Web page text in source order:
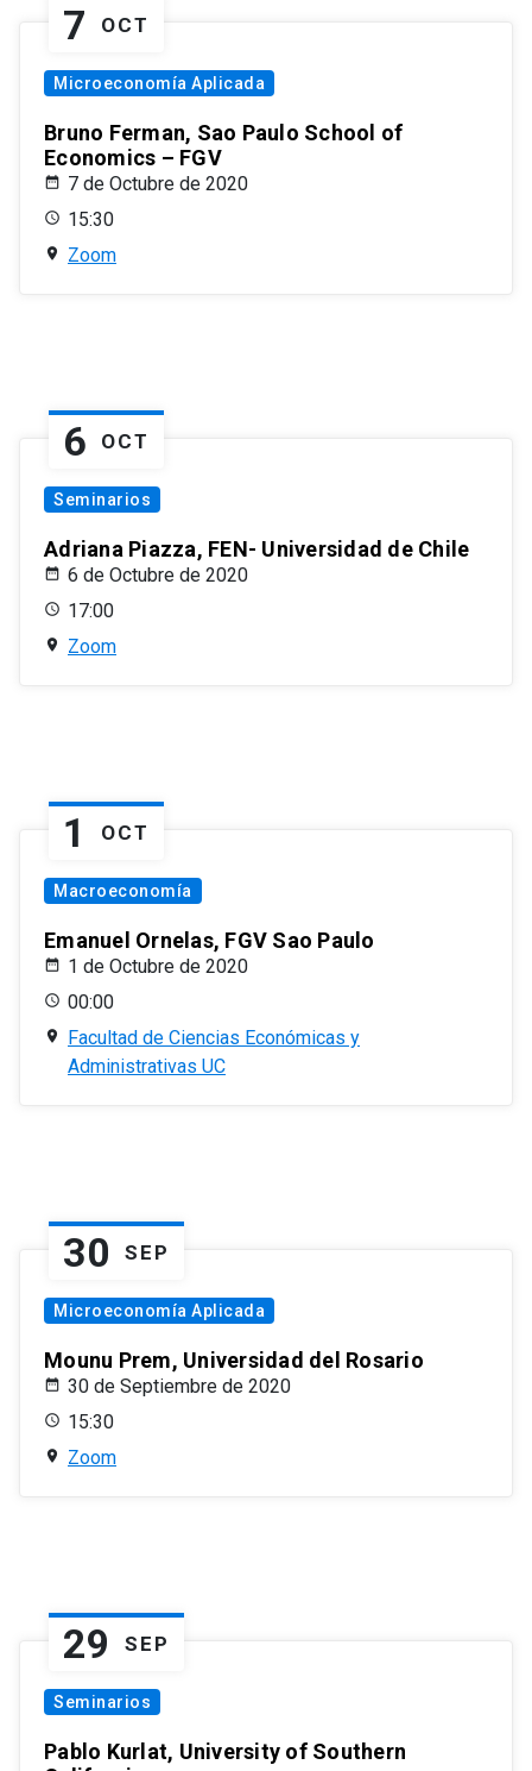
7 OCT
Microeconomía Aplicada
Bruno Ferman, Sao Paulo School of
Economics – FGV
7 de Octubre de 2020
15:30
Zoom
6 OCT
Seminarios
Adriana Piazza, FEN- Universidad de Chile
6 de Octubre de 2020
17:00
Zoom
1 OCT
Macroeconomía
Emanuel Ornelas, FGV Sao Paulo
1 de Octubre de 2020
00:00
Facultad de Ciencias Económicas y
Administrativas UC
30 SEP
Microeconomía Aplicada
Mounu Prem, Universidad del Rosario
30 de Septiembre de 2020
15:30
Zoom
29 SEP
Seminarios
Pablo Kurlat, University of Southern